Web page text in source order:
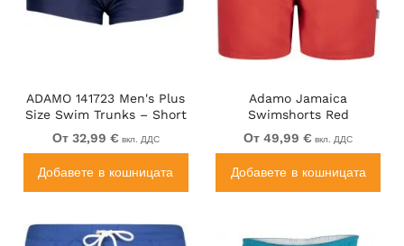
ADAMO 141723 Men's Plus
Size Swim Trunks – Short
Leg, Pocket, Navy Blue
От 32,99 € вкл. ДДС
Добавете в кошницата
Adamo Jamaica
Swimshorts Red
От 49,99 € вкл. ДДС
Добавете в кошницата